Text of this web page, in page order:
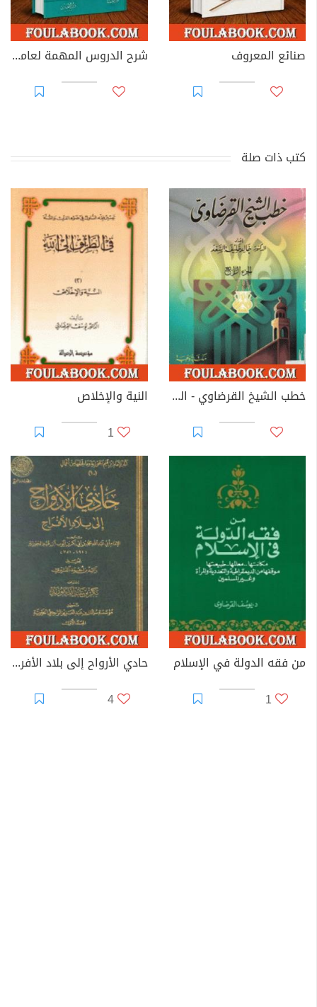
صنائع المعروف شرح الدروس المهمة لعامة الأمة
كتب ذات صلة
خطب الشيخ القرضاوي - الجزء الرابع
النية والإخلاص
1
من فقه الدولة في الإسلام
1
حادي الأرواح إلى بلاد الأفراح
4